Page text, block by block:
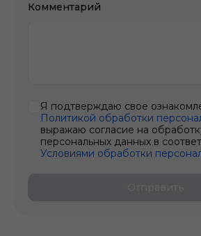
Комментарий
Я подтверждаю свое
Политикой обработки
выражаю согласие на
персональных данных в
Условиями обработки